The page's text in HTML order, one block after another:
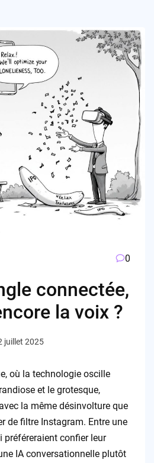
0
connectée,
la voix ?
juillet 2025
où la technologie oscille
et le grotesque,
la même désinvolture que
de filtre Instagram. Entre une
préféreraient confier leur
IA conversationnelle plutôt